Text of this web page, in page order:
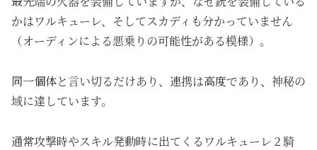
かはワルキューレ、そしてスカディも分かっていません
（オーディンによる悪乗りの可能性がある模様）。
同一個体と言い切るだけあり、連携は高度であり、神秘の
域に達しています。
通常攻撃時やスキル発動時に出てくるワルキューレ２騎